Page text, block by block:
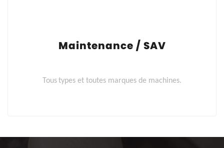
Maintenance / SAV
Toustypes et toutes marques de machines.